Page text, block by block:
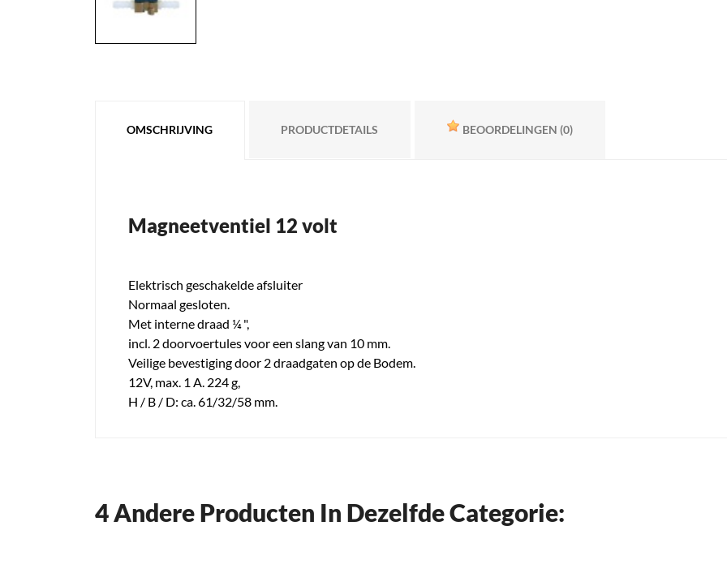
OMSCHRIJVING PRODUCTDETAILS BEOORDELINGEN (0)
Magneetventiel 12 volt
Elektrisch geschakelde afsluiter
Normaal gesloten.
Met interne draad ¼ ",
incl. 2 doorvoertules voor een slang van 10 mm.
Veilige bevestiging door 2 draadgaten op de Bodem.
12V, max. 1 A. 224 g,
H / B / D: ca. 61/32/58 mm.
4 Andere Producten In Dezelfde Categorie: